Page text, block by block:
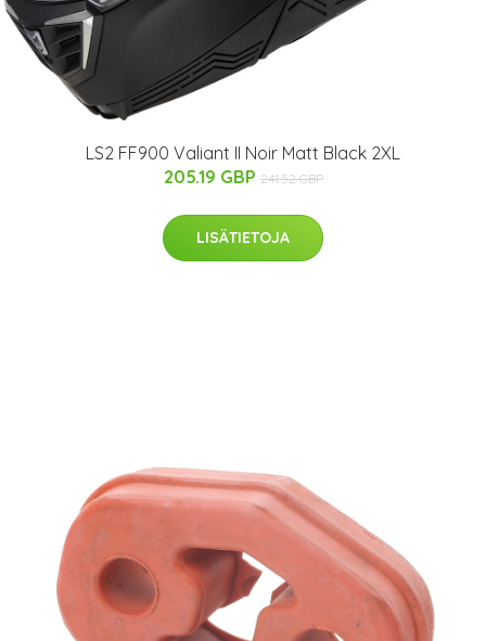
LS2 FF900 Valiant II Noir Matt Black 2XL
205.19 GBP 241.52 GBP
LISÄTIETOJA